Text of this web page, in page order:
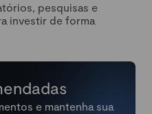
pesquisas e
investir de forma
e mantenha sua